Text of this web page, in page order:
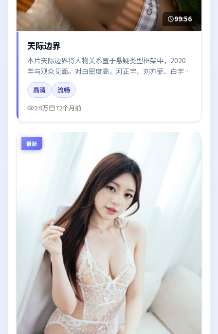
99:56
天际边界
本片天际边界将人物关系置于悬疑类型框架中，2020
年与观众见面。对白密度高，河正宇、刘亦菲、白宇的
台词节奏值得关注；整体气质偏中国香港都市与冷色调
摄影。
高清
流畅
2.9万
72个月前
最新